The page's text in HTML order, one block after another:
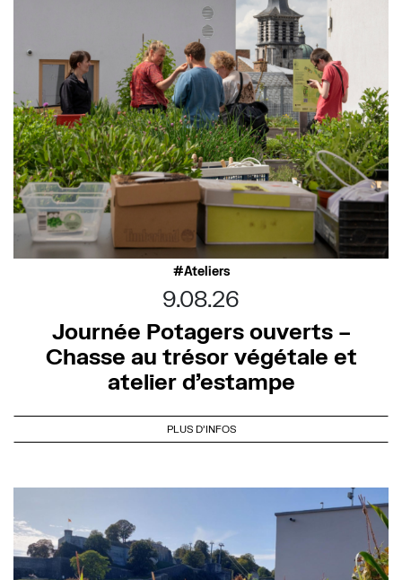
Ateliers
9.08.26
Journée Potagers ouverts –
Chasse au trésor végétale et
atelier d’estampe
PLUS D'INFOS